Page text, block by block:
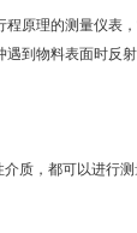
原理的测量仪表
到物料表面时反
质，都可以进行